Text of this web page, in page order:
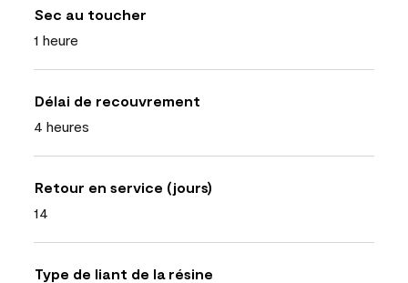
Sec au toucher
1 heure
Délai de recouvrement
4 heures
Retour en service (jours)
14
Type de liant de la résine